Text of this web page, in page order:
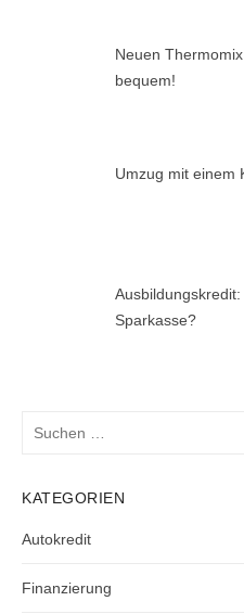
Neuen
bequem!
Umzug mit einem
Sparkasse?
KATEGORIEN
Autokredit
Finanzierung